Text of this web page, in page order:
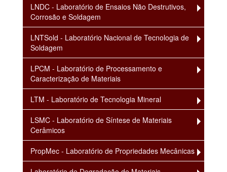
LNDC - Laboratório de Ensaios Não Destrutivos,
Corrosão e Soldagem
LNTSold - Laboratório Nacional de Tecnologia de
Soldagem
LPCM - Laboratório de Processamento e
Caracterização de Materiais
LTM - Laboratório de Tecnologia Mineral
LSMC - Laboratório de Síntese de Materiais
Cerâmicos
PropMec - Laboratório de Propriedades Mecânicas